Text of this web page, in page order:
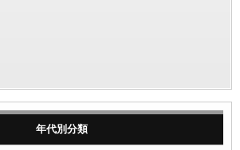
年代別分類